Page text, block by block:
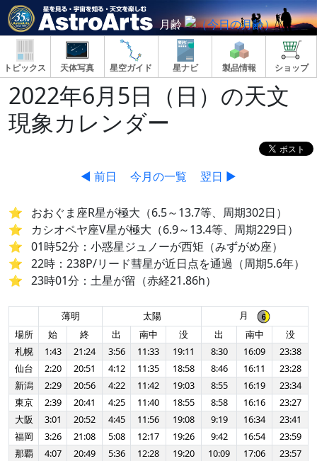
月齢
トピックス 天体写真 星空ガイド 星ナビ 製品情報 ショップ
2022年6月5日（日）の天文
現象カレンダー
◀ 前日 今月の一覧 翌日 ▶
おおぐま座R星が極大（6.5～13.7等、周期302日）
カシオペヤ座V星が極大（6.9～13.4等、周期229日）
01時52分：小惑星ジュノーが西矩（みずがめ座）
22時：238P/リード彗星が近日点を通過（周期5.6年）
23時01分：土星が留（赤経21.86h）
薄明 太陽
月
場所
始 終 出 南中 没 出 南中
没
札幌
1:43 21:24 3:56 11:33 19:11 8:30 16:09
23:38
仙台
2:20 20:51 4:12 11:35 18:58 8:46 16:11
23:28
新潟
2:29 20:56 4:22 11:42 19:03 8:55 16:19
23:34
東京
2:39 20:41 4:25 11:40 18:55 8:58 16:16
23:27
大阪
3:01 20:52 4:45 11:56 19:08 9:19 16:34
23:41
福岡
3:26 21:08 5:08 12:17 19:26 9:42 16:54
23:59
那覇
4:07 20:49 5:36 12:28 19:20 10:09 17:06 23:57